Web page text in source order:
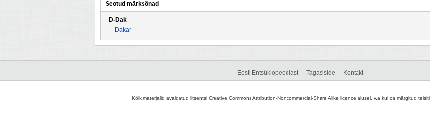
Seotud märksõnad
D-Dak
Dakar
Eesti Entsüklopeediast Tagasiside Kontakt
Kõik materjalid avaldatud litsentsi Creative Commons Attribution-Noncommercial-Share Alike licence alusel, v.a kui on märgitud teisiti.